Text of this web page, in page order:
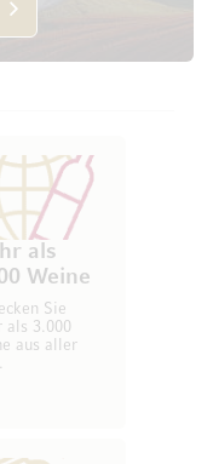
als
Weine
Sie
als 3.000
aus aller